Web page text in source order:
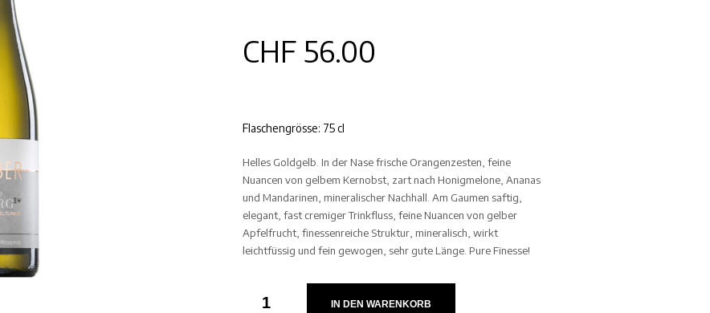
CHF 56.00
Flaschengrösse: 75 cl
Helles Goldgelb. In der Nase frische Orangenzesten, feine
Nuancen von gelbem Kernobst, zart nach Honigmelone, Ananas
und Mandarinen, mineralischer Nachhall. Am Gaumen saftig,
elegant, fast cremiger Trinkfluss, feine Nuancen von gelber
Apfelfrucht, finessenreiche Struktur, mineralisch, wirkt
leichtfüssig und fein gewogen, sehr gute Länge. Pure Finesse!
IN DEN WARENKORB